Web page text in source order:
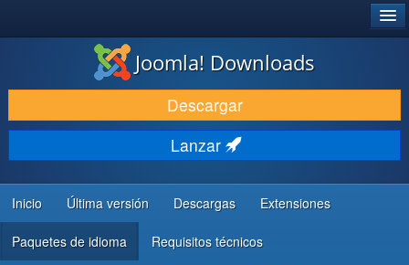
DESCARGAR
DESCUBRE Y APRENDE
COMUNIDAD Y AYUDA
RECURSOS PARA DESARROLLADORES
Joomla! Downloads
Descargar
Lanzar
Inicio Última versión Descargas Extensiones
Paquetes de idioma Requisitos técnicos